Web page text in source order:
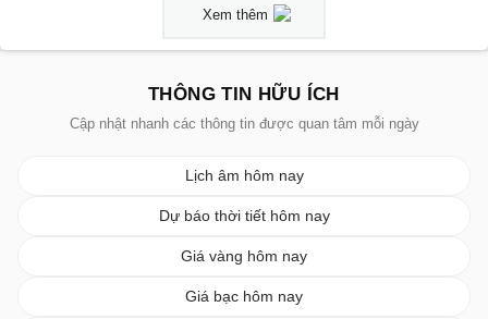
Xem thêm
THÔNG TIN HỮU ÍCH
Cập nhật nhanh các thông tin được quan tâm mỗi ngày
Lịch âm hôm nay
Dự báo thời tiết hôm nay
Giá vàng hôm nay
Giá bạc hôm nay